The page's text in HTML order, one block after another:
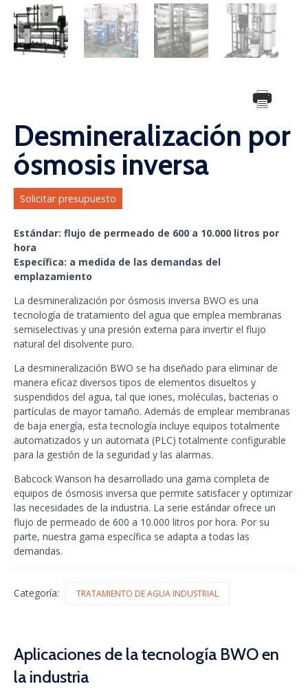
Desmineralización por
ósmosis inversa
Solicitar presupuesto
Estándar: flujo de permeado de 600 a 10.000 litros por
hora
Específica: a medida de las demandas del
emplazamiento
La desmineralización por ósmosis inversa BWO es una
tecnología de tratamiento del agua que emplea membranas
semiselectivas y una presión externa para invertir el flujo
natural del disolvente puro.
La desmineralización BWO se ha diseñado para eliminar de
manera eficaz diversos tipos de elementos disueltos y
suspendidos del agua, tal que iones, moléculas, bacterias o
partículas de mayor tamaño. Además de emplear membranas
de baja energía, esta tecnología incluye equipos totalmente
automatizados y un automata (PLC) totalmente configurable
para la gestión de la seguridad y las alarmas.
Babcock Wanson ha desarrollado una gama completa de
equipos de ósmosis inversa que permite satisfacer y optimizar
las necesidades de la industria. La serie estándar ofrece un
flujo de permeado de 600 a 10.000 litros por hora. Por su
parte, nuestra gama específica se adapta a todas las
demandas.
Categoría: TRATAMIENTO DE AGUA INDUSTRIAL
Aplicaciones de la tecnología BWO en
la industria